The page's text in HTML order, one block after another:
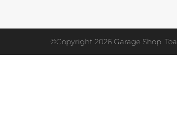
©Copyright 2026 Garage Shop.